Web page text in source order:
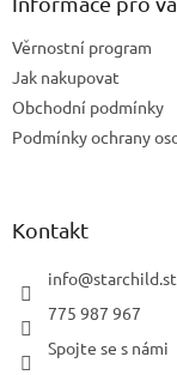
Věrnostní program
Jak nakupovat
Obchodní podmínky
Podmínky ochrany
Kontakt
info@
775 987 967
Spojte se s námi